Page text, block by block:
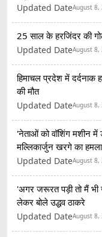
Updated DateAugust 8,
25 साल के हरजिंदर की
Updated DateAugust 8,
हिमाचल प्रदेश में दर्दनाक
की मौत
Updated DateAugust 8,
'नेताओं को वॉशिंग मशीन में
मल्लिकार्जुन खरगे का हमला
Updated DateAugust 8,
'अगर जरूरत पड़ी तो मैं भी
लेकर बोले उद्धव ठाकरे
Updated DateAugust 8,